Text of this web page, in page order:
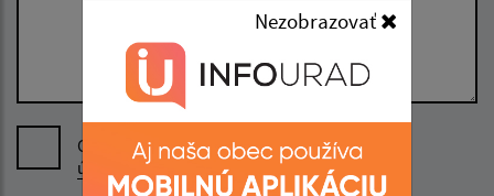
Nezobrazovať
Oboznámil som sa sospracúvaním osobných
údajov